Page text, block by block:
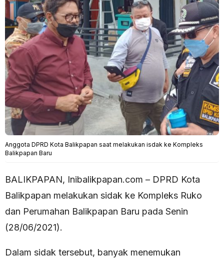
Anggota DPRD Kota Balikpapan saat melakukan isdak ke Kompleks
Balikpapan Baru
BALIKPAPAN, Inibalikpapan.com – DPRD Kota
Balikpapan melakukan sidak ke Kompleks Ruko
dan Perumahan Balikpapan Baru pada Senin
(28/06/2021).
Dalam sidak tersebut, banyak menemukan